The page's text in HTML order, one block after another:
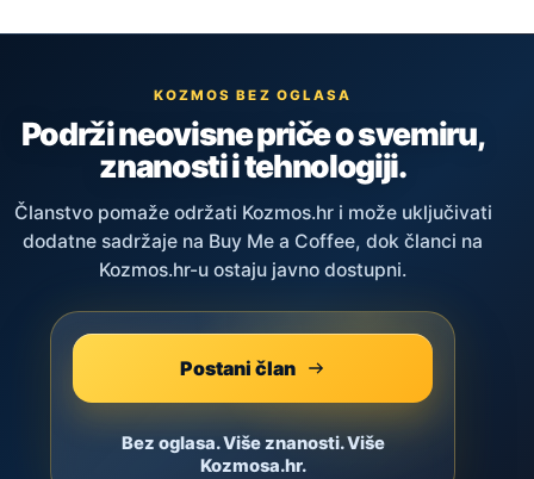
KOZMOS BEZ OGLASA
Podrži neovisne priče o svemiru,
znanosti i tehnologiji.
Članstvo pomaže održati Kozmos.hr i može uključivati
dodatne sadržaje na Buy Me a Coffee, dok članci na
Kozmos.hr-u ostaju javno dostupni.
Postani član
Bez oglasa. Više znanosti. Više
Kozmosa.hr.